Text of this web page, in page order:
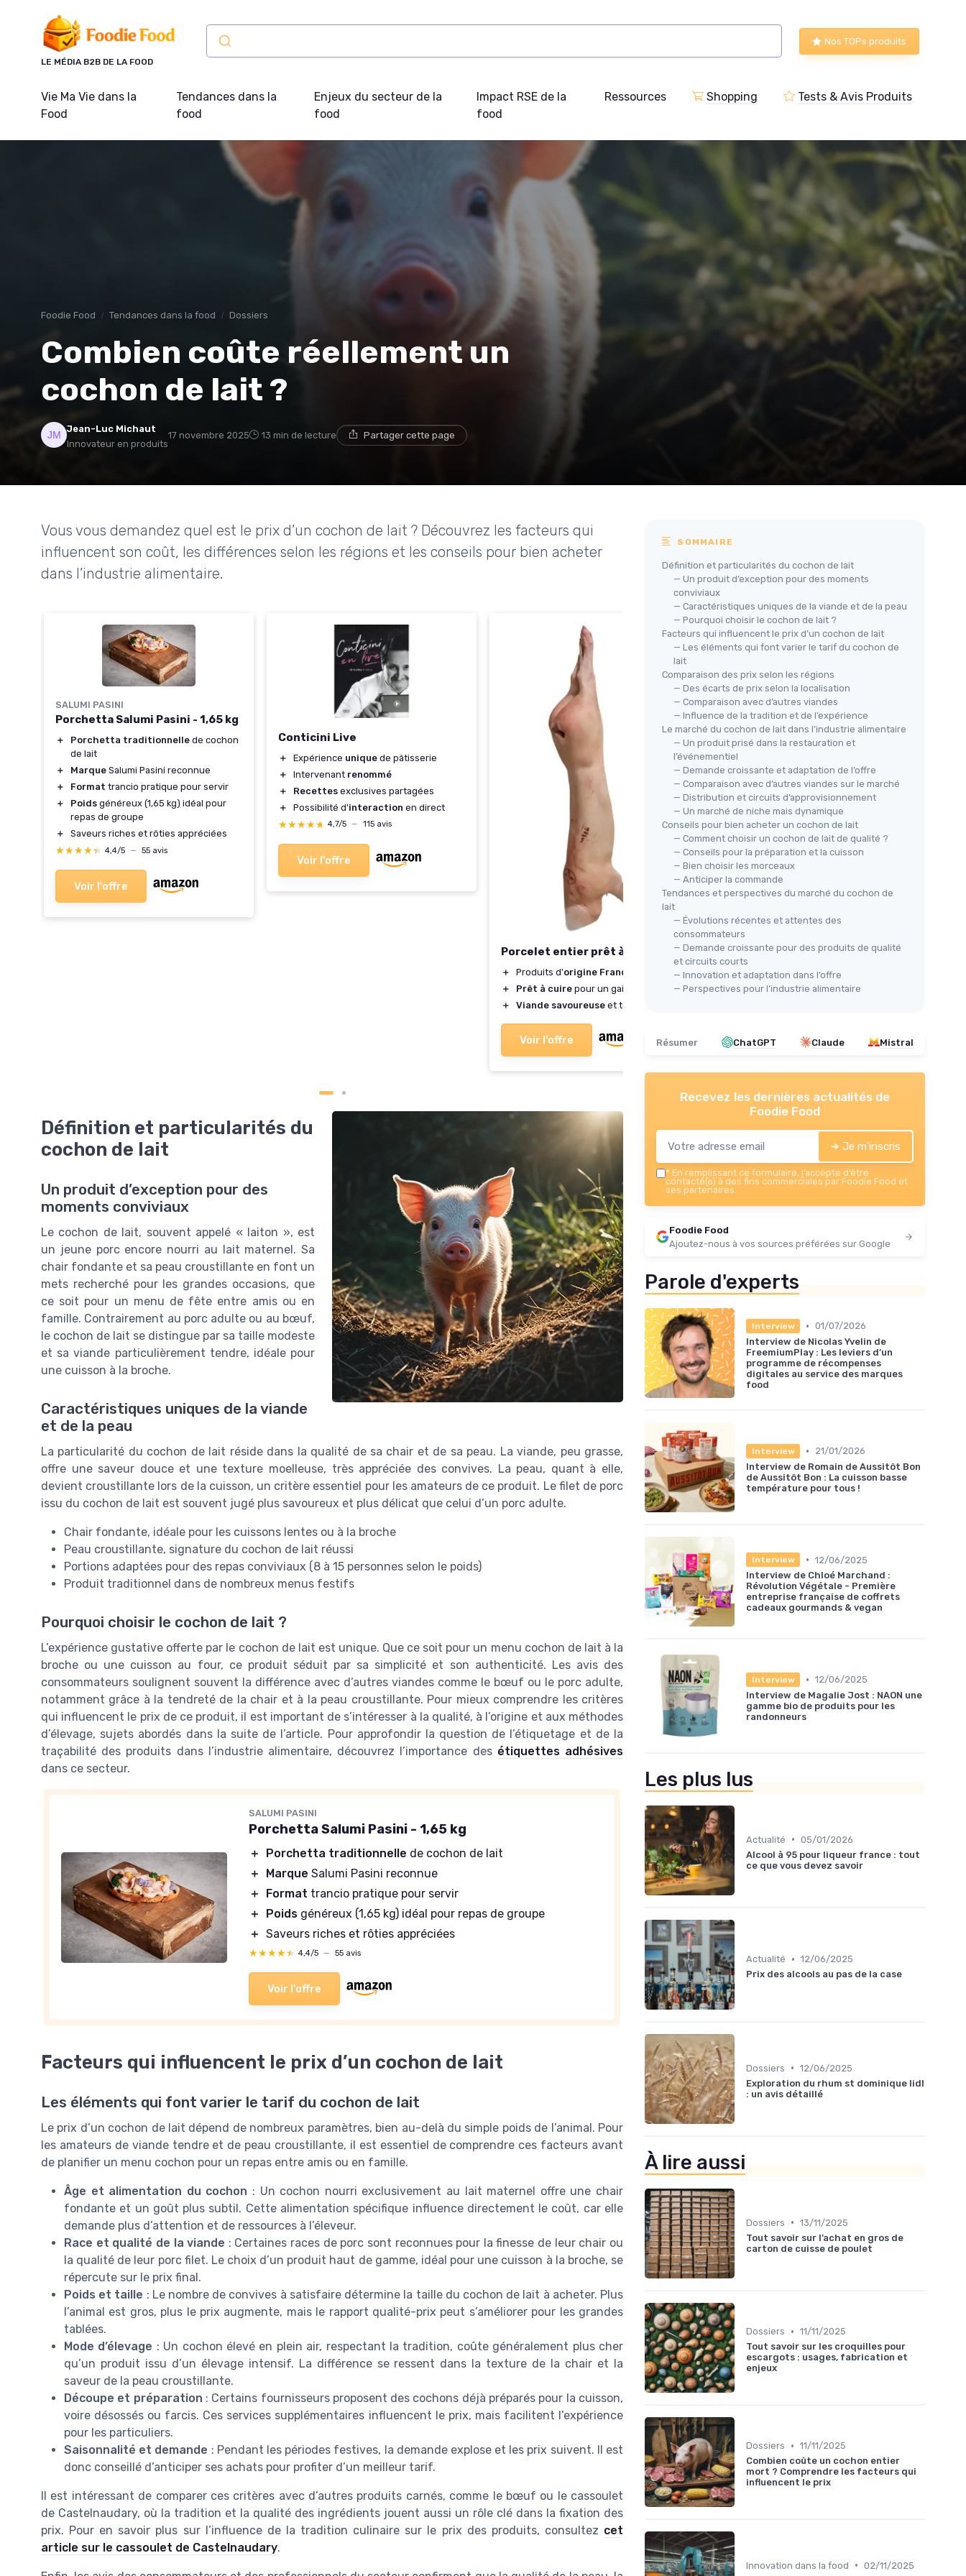
LE MÉDIA B2B DE LA FOOD
Nos TOPs produits
Vie Ma Vie dans la
Food
Tendances dans la
food
Enjeux du secteur de la
food
Impact RSE de la
food
Ressources Shopping Tests & Avis Produits
Foodie Food Tendances dans la food Dossiers
Combien coûte réellement un
cochon de lait ?
Jean-Luc Michaut
Innovateur en produits
17 novembre 2025 13 min de lecture Partager cette page
Vous vous demandez quel est le prix d’un cochon de lait ? Découvrez les facteurs qui
influencent son coût, les différences selon les régions et les conseils pour bien acheter
dans l’industrie alimentaire.
SALUMI PASINI
Porchetta Salumi Pasini - 1,65 kg
＋ Porchetta traditionnelle de cochon
de lait
＋
Marque Salumi Pasini reconnue
＋
Format trancio pratique pour servir
＋
Poids généreux (1,65 kg) idéal pour
repas de groupe
＋
Saveurs riches et rôties appréciées
★★★★★
★★★★★ 4,4/5 — 55 avis
Voir l'offre
Conticini Live
＋ Expérience unique de pâtisserie
＋
Intervenant renommé
＋
Recettes exclusives partagées
＋
Possibilité d'interaction en direct
★★★★★
★★★★★ 4,7/5 — 115 avis
Voir l'offre
Porcelet entier prêt à cuire
＋ Produits d'origine France
＋
Prêt à cuire pour un gain de temps
＋
Viande savoureuse et tendre
Voir l'offre
Guirlandes Lumineuses Cochon
de Lait
＋ Décoratif pour diverses occasions
＋ Facile à utiliseravec alimentation par
batterie
＋
Flexible
pour une installation simple
＋ Ambiance chaleureuseavec lumière
douce
★★★★★
★★★★★ 4,2/5
Définition et particularités du
cochon de lait
Un produit d’exception pour des
moments conviviaux
Le cochon de lait, souvent appelé « laiton », est
un jeune porc encore nourri au lait maternel. Sa
chair fondante et sa peau croustillante en font un
mets recherché pour les grandes occasions, que
ce soit pour un menu de fête entre amis ou en
famille. Contrairement au porc adulte ou au bœuf,
le cochon de lait se distingue par sa taille modeste
et sa viande particulièrement tendre, idéale pour
une cuisson à la broche.
Caractéristiques uniques de la viande
et de la peau
La particularité du cochon de lait réside dans la qualité de sa chair et de sa peau. La viande, peu grasse,
offre une saveur douce et une texture moelleuse, très appréciée des convives. La peau, quant à elle,
devient croustillante lors de la cuisson, un critère essentiel pour les amateurs de ce produit. Le filet de porc
issu du cochon de lait est souvent jugé plus savoureux et plus délicat que celui d’un porc adulte.
Chair fondante, idéale pour les cuissons lentes ou à la broche
Peau croustillante, signature du cochon de lait réussi
Portions adaptées pour des repas conviviaux (8 à 15 personnes selon le poids)
Produit traditionnel dans de nombreux menus festifs
Pourquoi choisir le cochon de lait ?
L’expérience gustative offerte par le cochon de lait est unique. Que ce soit pour un menu cochon de lait à la
broche ou une cuisson au four, ce produit séduit par sa simplicité et son authenticité. Les avis des
consommateurs soulignent souvent la différence avec d’autres viandes comme le bœuf ou le porc adulte,
notamment grâce à la tendreté de la chair et à la peau croustillante. Pour mieux comprendre les critères
qui influencent le prix de ce produit, il est important de s’intéresser à la qualité, à l’origine et aux méthodes
d’élevage, sujets abordés dans la suite de l’article. Pour approfondir la question de l’étiquetage et de la
traçabilité des produits dans l’industrie alimentaire, découvrez l’importance des étiquettes adhésives
dans ce secteur.
SALUMI PASINI
Porchetta Salumi Pasini - 1,65 kg
＋ Porchetta traditionnelle de cochon de lait
＋
Marque Salumi Pasini reconnue
＋
Format trancio pratique pour servir
＋
Poids généreux (1,65 kg) idéal pour repas de groupe
＋ Saveurs riches et rôties appréciées
★★★★★
★★★★★ 4,4/5 — 55 avis
Voir l'offre
Facteurs qui influencent le prix d’un cochon de lait
Les éléments qui font varier le tarif du cochon de lait
Le prix d’un cochon de lait dépend de nombreux paramètres, bien au-delà du simple poids de l’animal. Pour
les amateurs de viande tendre et de peau croustillante, il est essentiel de comprendre ces facteurs avant
de planifier un menu cochon pour un repas entre amis ou en famille.
Âge et alimentation du cochon : Un cochon nourri exclusivement au lait maternel offre une chair
fondante et un goût plus subtil. Cette alimentation spécifique influence directement le coût, car elle
demande plus d’attention et de ressources à l’éleveur.
Race et qualité de la viande : Certaines races de porc sont reconnues pour la finesse de leur chair ou
la qualité de leur porc filet. Le choix d’un produit haut de gamme, idéal pour une cuisson à la broche, se
répercute sur le prix final.
Poids et taille : Le nombre de convives à satisfaire détermine la taille du cochon de lait à acheter. Plus
l’animal est gros, plus le prix augmente, mais le rapport qualité-prix peut s’améliorer pour les grandes
tablées.
Mode d’élevage : Un cochon élevé en plein air, respectant la tradition, coûte généralement plus cher
qu’un produit issu d’un élevage intensif. La différence se ressent dans la texture de la chair et la
saveur de la peau croustillante.
Découpe et préparation : Certains fournisseurs proposent des cochons déjà préparés pour la cuisson,
voire désossés ou farcis. Ces services supplémentaires influencent le prix, mais facilitent l’expérience
pour les particuliers.
Saisonnalité et demande : Pendant les périodes festives, la demande explose et les prix suivent. Il est
donc conseillé d’anticiper ses achats pour profiter d’un meilleur tarif.
Il est intéressant de comparer ces critères avec d’autres produits carnés, comme le bœuf ou le cassoulet
de Castelnaudary, où la tradition et la qualité des ingrédients jouent aussi un rôle clé dans la fixation des
prix. Pour en savoir plus sur l’influence de la tradition culinaire sur le prix des produits, consultez cet
article sur le cassoulet de Castelnaudary.
SOMMAIRE
Définition et particularités du cochon de lait
— Un produit d’exception pour des moments
conviviaux
— Caractéristiques uniques de la viande et de la peau
— Pourquoi choisir le cochon de lait ?
Facteurs qui influencent le prix d’un cochon de lait
— Les éléments qui font varier le tarif du cochon de
lait
Comparaison des prix selon les régions
— Des écarts de prix selon la localisation
— Comparaison avec d’autres viandes
— Influence de la tradition et de l’expérience
Le marché du cochon de lait dans l’industrie alimentaire
— Un produit prisé dans la restauration et
l’événementiel
— Demande croissante et adaptation de l’offre
— Comparaison avec d’autres viandes sur le marché
— Distribution et circuits d’approvisionnement
— Un marché de niche mais dynamique
Conseils pour bien acheter un cochon de lait
— Comment choisir un cochon de lait de qualité ?
— Conseils pour la préparation et la cuisson
— Bien choisir les morceaux
— Anticiper la commande
Tendances et perspectives du marché du cochon de
lait
— Évolutions récentes et attentes des
consommateurs
— Demande croissante pour des produits de qualité
et circuits courts
— Innovation et adaptation dans l’offre
— Perspectives pour l’industrie alimentaire
Résumer ChatGPT Claude Mistral
Recevez les dernières actualités de
Foodie Food
➔ Je m'inscris
* En remplissant ce formulaire, j’accepte d’être
contacté(e) à des fins commerciales par Foodie Food et
ses partenaires.
Foodie Food
Ajoutez-nous à vos sources préférées sur Google
Parole d'experts
Interview • 01/07/2026
Interview de Nicolas Yvelin de
FreemiumPlay : Les leviers d’un
programme de récompenses
digitales au service des marques
food
Interview •
21/01/2026
Interview de Romain de Aussitôt Bon
de Aussitôt Bon : La cuisson basse
température pour tous !
Interview • 12/06/2025
Interview de Chloé Marchand :
Révolution Végétale - Première
entreprise française de coffrets
cadeaux gourmands & vegan
Interview • 12/06/2025
Interview de Magalie Jost : NAON une
gamme bio de produits pour les
randonneurs
Les plus lus
Actualité • 05/01/2026
Alcool à 95 pour liqueur france : tout
ce que vous devez savoir
Actualité • 12/06/2025
Prix des alcools au pas de la case
Dossiers • 12/06/2025
Exploration du rhum st dominique lidl
: un avis détaillé
À lire aussi
Dossiers • 13/11/2025
Tout savoir sur l’achat en gros de
carton de cuisse de poulet
Dossiers • 11/11/2025
Tout savoir sur les croquilles pour
escargots : usages, fabrication et
enjeux
Dossiers • 11/11/2025
Combien coûte un cochon entier
mort ? Comprendre les facteurs qui
influencent le prix
Innovation dans la food • 02/11/2025